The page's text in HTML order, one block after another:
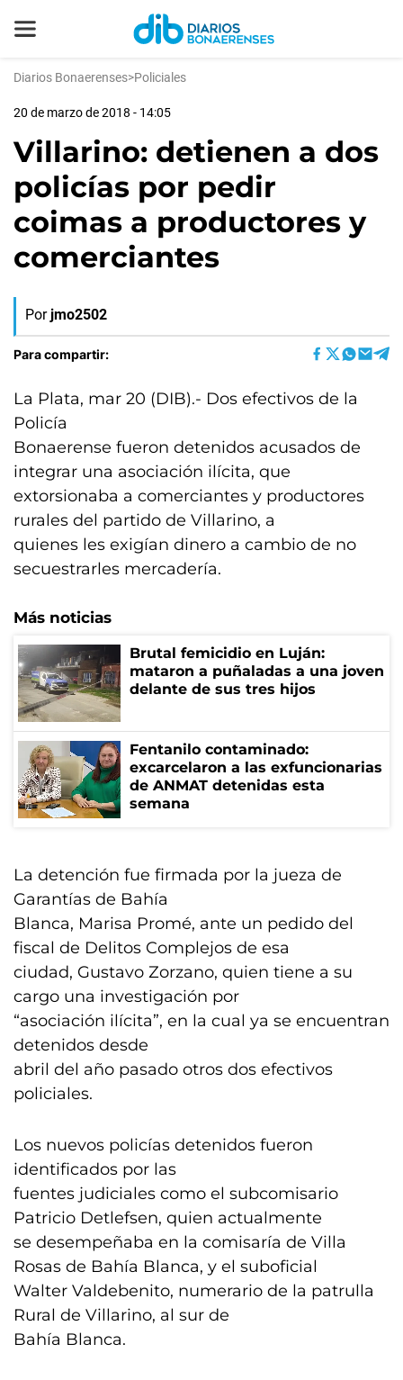
Diarios Bonaerenses>Policiales
20 de marzo de 2018 - 14:05
Villarino: detienen a dos
policías por pedir
coimas a productores y
comerciantes
Por jmo2502
Para compartir:
La Plata, mar 20 (DIB).- Dos efectivos de la
Policía
Bonaerense fueron detenidos acusados de
integrar una asociación ilícita, que
extorsionaba a comerciantes y productores
rurales del partido de Villarino, a
quienes les exigían dinero a cambio de no
secuestrarles mercadería.
Más noticias
Brutal femicidio en Luján:
mataron a puñaladas a una joven
delante de sus tres hijos
Fentanilo contaminado:
excarcelaron a las exfuncionarias
de ANMAT detenidas esta
semana
La detención fue firmada por la jueza de
Garantías de Bahía
Blanca, Marisa Promé, ante un pedido del
fiscal de Delitos Complejos de esa
ciudad, Gustavo Zorzano, quien tiene a su
cargo una investigación por
“asociación ilícita”, en la cual ya se encuentran
detenidos desde
abril del año pasado otros dos efectivos
policiales.
Los nuevos policías detenidos fueron
identificados por las
fuentes judiciales como el subcomisario
Patricio Detlefsen, quien actualmente
se desempeñaba en la comisaría de Villa
Rosas de Bahía Blanca, y el suboficial
Walter Valdebenito, numerario de la patrulla
Rural de Villarino, al sur de
Bahía Blanca.